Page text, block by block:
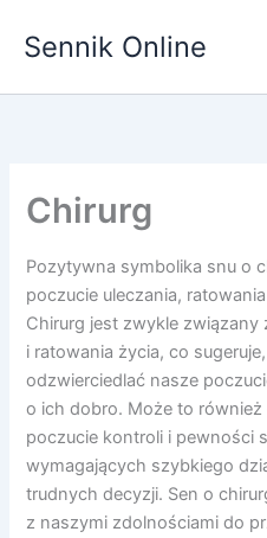
Sennik Online
Chirurg
Pozytywna symbolika snu o
poczucie uleczania,
Chirurg jest zwykle związany
i ratowania życia, co
odzwierciedlać nasze
o ich dobro. Może to
poczucie kontroli i pewności
wymagających szybkiego
trudnych decyzji. Sen o
z naszymi zdolnościami do